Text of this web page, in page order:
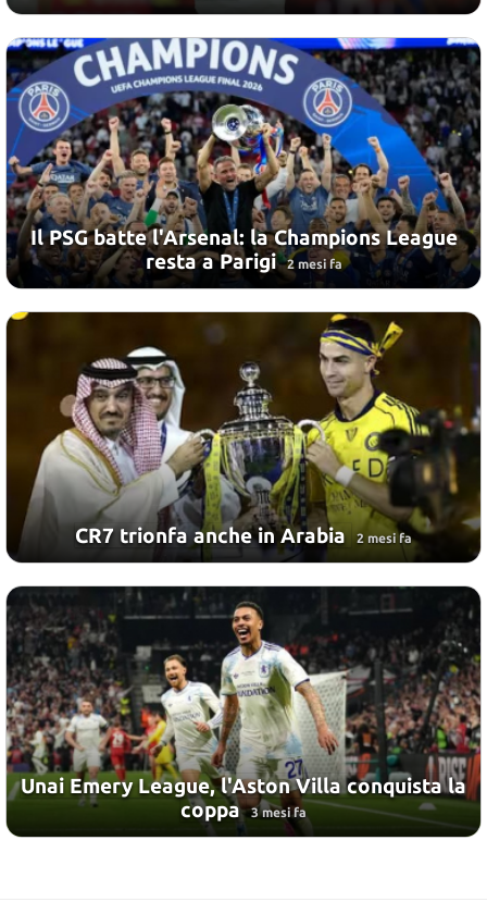
Il PSG batte l'Arsenal: la Champions League
resta a Parigi 2 mesi fa
CR7 trionfa anche in Arabia 2 mesi fa
Unai Emery League, l'Aston Villa conquista la
coppa 3 mesi fa